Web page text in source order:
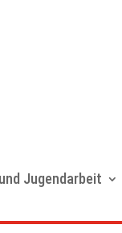
Jugendarbeit